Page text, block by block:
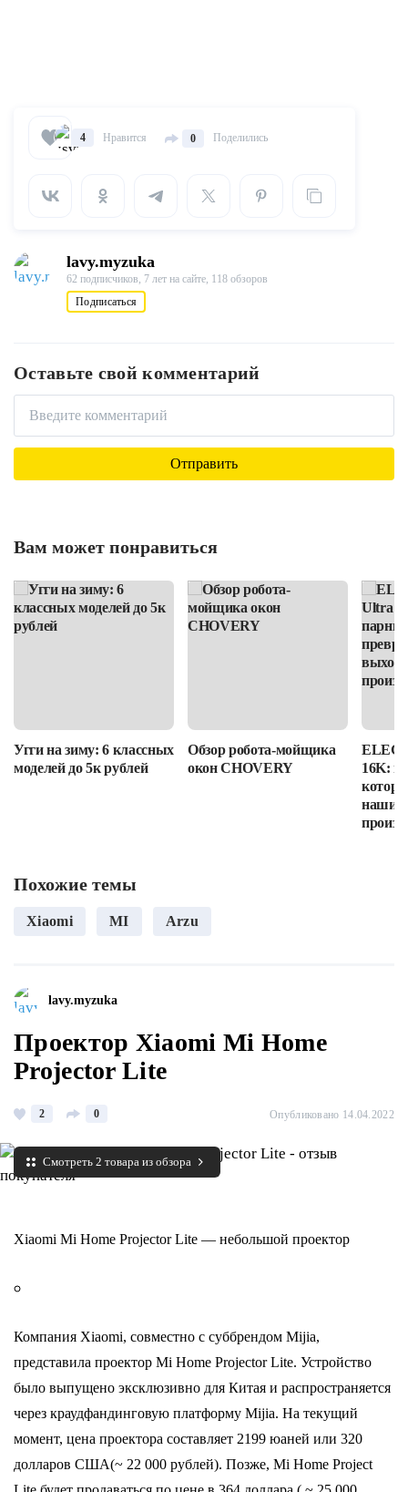
4 Нравится 0 Поделились
lavy.myzuka
62 подписчиков, 7 лет на сайте, 118 обзоров
Подписаться
Оставьте свой комментарий
Вам может понравиться
Угги на зиму: 6 классных
моделей до 5к рублей
Обзор робота-мойщика
окон CHOVERY
16K:
наши
Похожие темы
Xiaomi MI Arzu
lavy.myzuka
Проектор Xiaomi Mi Home
Projector Lite
2 0 Опубликовано 14.04.2022
Смотреть 2 товара из обзора
Xiaomi Mi Home Projector Lite — небольшой проектор
Компания Xiaomi, совместно с суббрендом Mijia,
представила проектор Mi Home Projector Lite. Устройство
было выпущено эксклюзивно для Китая и распространяется
через краудфандинговую платформу Mijia. На текущий
момент, цена проектора составляет 2199 юаней или 320
долларов США(~ 22 000 рублей). Позже, Mi Home Project